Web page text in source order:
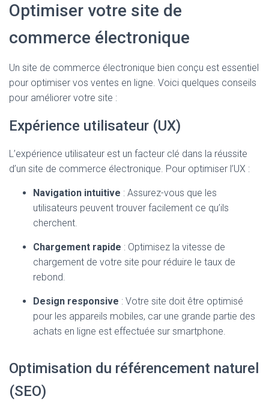
Optimiser votre site de
commerce électronique
Un site de commerce électronique bien conçu est essentiel
pour optimiser vos ventes en ligne. Voici quelques conseils
pour améliorer votre site :
Expérience utilisateur (UX)
L’expérience utilisateur est un facteur clé dans la réussite
d’un site de commerce électronique. Pour optimiser l’UX :
Navigation intuitive : Assurez-vous que les
utilisateurs peuvent trouver facilement ce qu’ils
cherchent.
Chargement rapide : Optimisez la vitesse de
chargement de votre site pour réduire le taux de
rebond.
Design responsive : Votre site doit être optimisé
pour les appareils mobiles, car une grande partie des
achats en ligne est effectuée sur smartphone.
Optimisation du référencement naturel
(SEO)